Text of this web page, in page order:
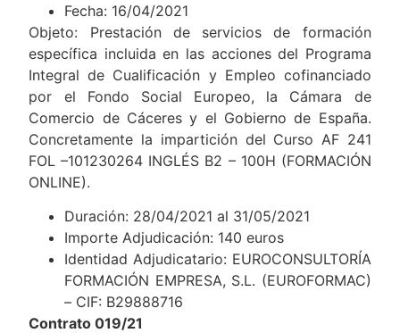
Fecha: 16/04/2021
Objeto: Prestación de servicios de formación
específica incluida en las acciones del Programa
Integral de Cualificación y Empleo cofinanciado
por el Fondo Social Europeo, la Cámara de
Comercio de Cáceres y el Gobierno de España.
Concretamente la impartición del Curso AF 241
FOL –101230264 INGLÉS B2 – 100H (FORMACIÓN
ONLINE).
Duración: 28/04/2021 al 31/05/2021
Importe Adjudicación: 140 euros
Identidad Adjudicatario: EUROCONSULTORÍA
FORMACIÓN EMPRESA, S.L. (EUROFORMAC)
– CIF: B29888716
Contrato 019/21